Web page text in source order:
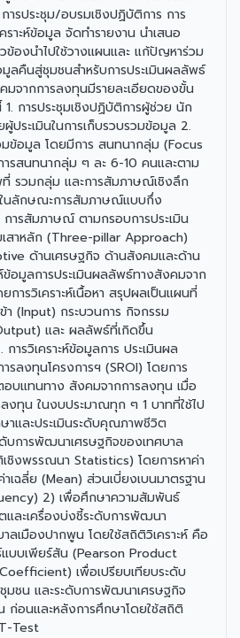
รประชุม/อบรมเชิงปฏิบัติการ การ
าะห์ข้อมูล จัดทำรายงาน นำเสนอ
องนำไปใช้วางแผนและ แก้ปัญหาร่วม
คืนสู่ชุมชนสำหรับการประเมินผลลัพธ์
จากการลงทุนมีรายละเอียดของขั้น
การประชุมเชิงปฏิบัติการผู้ช่วย นัก
ประเมินในการเก็บรวบรวมข้อมูล 2.
มข้อมูล โดยมีการ สนทนากลุ่ม (Focus
รสนทนากลุ่ม ๆ ละ 6-10 คนและตาม
รวมกลุ่ม และการสัมภาษณ์เชิงลึก
นลักษณะการสัมภาษณ์แบบกึ่ง
การสัมภาษณ์ ตามกรอบการประเมิน
สาหลัก (Three-pillar Approach)
ด้านเศรษฐกิจ ด้านสังคมและด้าน
ข้อมูลการประเมินผลลัพธ์ทางสังคมจาก
การวิเคราะห์เนื้อหา สรุปผลเป็นแผนที่
(Input) กระบวนการ กิจกรรม
และ ผลลัพธ์ที่เกิดขึ้น
รวิเคราะห์ข้อมูลการ ประเมินผล
ลงทุนโครงการฯ (SROI) โดยการ
บแทนทาง สังคมจากการลงทุน เมื่อ
งทุน ในงบประมาณทุก ๆ 1 บาทที่ใช้ไป
าและประเมินระดับคุณภาพชีวิต
บการพัฒนาเศรษฐกิจของเทศบาล
ชิงพรรณนา Statistics) โดยการหาค่า
เฉลี่ย (Mean) ส่วนเบี่ยงเบนมาตรฐาน
2) เพื่อศึกษาความสัมพันธ์
และเครื่องบ่งชี้ระดับการพัฒนา
ลเมืองปากพูน โดยใช้สถิติวิเคราะห์ คือ
บบเพียร์สัน (Pearson Product
เพื่อเปรียบเทียบระดับ
มชน และระดับการพัฒนาเศรษฐกิจ
ก่อนและหลังการศึกษาโดยใช้สถิติ
Test